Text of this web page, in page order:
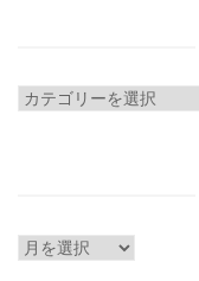
カ
ア